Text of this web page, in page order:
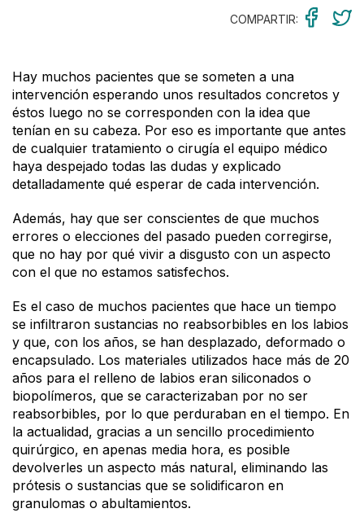
COMPARTIR:
Hay muchos pacientes que se someten a una
intervención esperando unos resultados concretos y
éstos luego no se corresponden con la idea que
tenían en su cabeza. Por eso es importante que antes
de cualquier tratamiento o cirugía el equipo médico
haya despejado todas las dudas y explicado
detalladamente qué esperar de cada intervención.
Además, hay que ser conscientes de que muchos
errores o elecciones del pasado pueden corregirse,
que no hay por qué vivir a disgusto con un aspecto
con el que no estamos satisfechos.
Es el caso de muchos pacientes que hace un tiempo
se infiltraron sustancias no reabsorbibles en los labios
y que, con los años, se han desplazado, deformado o
encapsulado. Los materiales utilizados hace más de 20
años para el relleno de labios eran siliconados o
biopolímeros, que se caracterizaban por no ser
reabsorbibles, por lo que perduraban en el tiempo. En
la actualidad, gracias a un sencillo procedimiento
quirúrgico, en apenas media hora, es posible
devolverles un aspecto más natural, eliminando las
prótesis o sustancias que se solidificaron en
granulomas o abultamientos.